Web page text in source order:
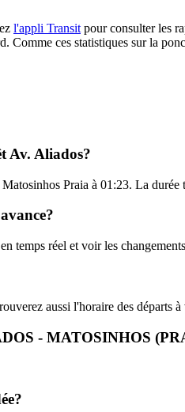
l'appli Transit pour consulter les
ces statistiques sur la
Av. Aliados?
Praia à 01:23. La
temps réel et voir les
aussi l'horaire des départs
- MATOSINHOS